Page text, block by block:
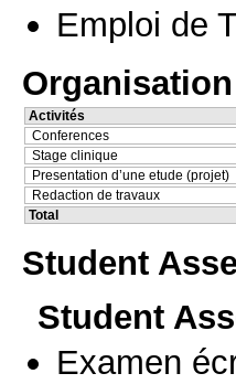
Emploi de
Activités
Conferences
Stage clinique
Presentation d’une etude (projet)
Redaction de travaux
Total
Student
Student
Examen